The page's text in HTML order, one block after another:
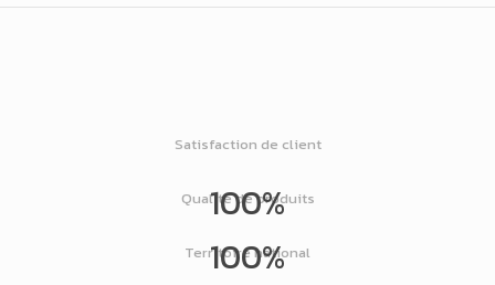
100%
Satisfaction de client
100%
Qualité de produits
Territoire national